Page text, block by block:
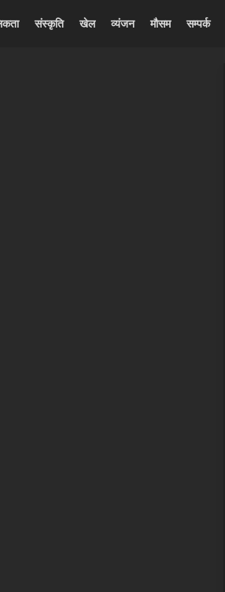
संस्कृति खेल व्यंजन मौसम सम्पर्क